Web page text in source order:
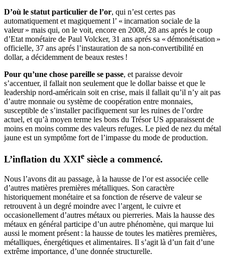
D’où le statut particulier de l’or, qui n’est certes pas
automatiquement et magiquement l’ « incarnation sociale de la
valeur » mais qui, on le voit, encore en 2008, 28 ans aprés le coup
d’Etat monétaire de Paul Volcker, 31 ans aprés sa « démonétisation »
officielle, 37 ans aprés l’instauration de sa non-convertibilité en
dollar, a décidemment de beaux restes !
Pour qu’une chose pareille se passe, et paraisse devoir
s’accentuer, il fallait non seulement que le dollar baisse et que le
leadership nord-américain soit en crise, mais il fallait qu’il n’y ait pas
d’autre monnaie ou système de coopération entre monnaies,
susceptible de s’installer pacifiquement sur les ruines de l’ordre
actuel, et qu’à moyen terme les bons du Trésor US apparaissent de
moins en moins comme des valeurs refuges. Le pied de nez du métal
jaune est un symptôme fort de l’impasse du mode de production.
L’inflation du XXIe siècle a commencé.
Nous l’avons dit au passage, à la hausse de l’or est associée celle
d’autres matières premières métalliques. Son caractère
historiquement monétaire et sa fonction de réserve de valeur se
retrouvent à un degré moindre avec l’argent, le cuivre et
occasionellement d’autres métaux ou pierreries. Mais la hausse des
métaux en général participe d’un autre phénomène, qui marque lui
aussi le moment présent : la hausse de toutes les matières premières,
métalliques, énergétiques et alimentaires. Il s’agit là d’un fait d’une
extrême importance, d’une donnée structurelle.